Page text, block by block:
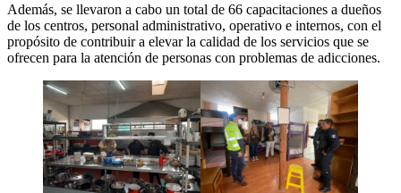
Además, se llevaron a cabo un total de 66 capacitaciones a dueños
de los centros, personal administrativo, operativo e internos, con el
propósito de contribuir a elevar la calidad de los servicios que se
ofrecen para la atención de personas con problemas de adicciones.